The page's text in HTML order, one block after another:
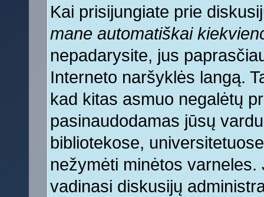
Kai prisijungiate prie
mane automatiškai
nepadarysite, jus
Interneto naršyklės langą.
kad kitas asmuo negalėtų
pasinaudodamas jūsų
bibliotekose,
nežymėti minėtos
vadinasi diskusijų